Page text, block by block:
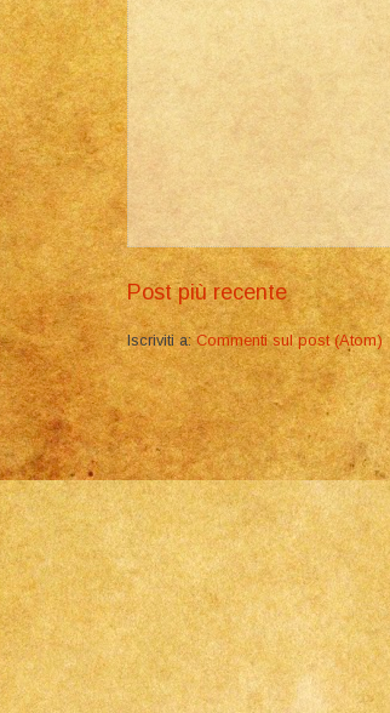
Post più recente
Iscriviti a:Commenti sul post (Atom)